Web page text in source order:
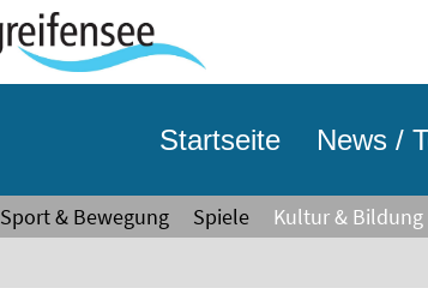
Startseite News /
Sport & Bewegung Spiele Kultur & Bildung